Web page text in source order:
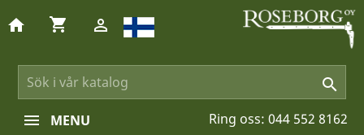

home shopping_cart 
Ring oss: 044 552 8162
MENU